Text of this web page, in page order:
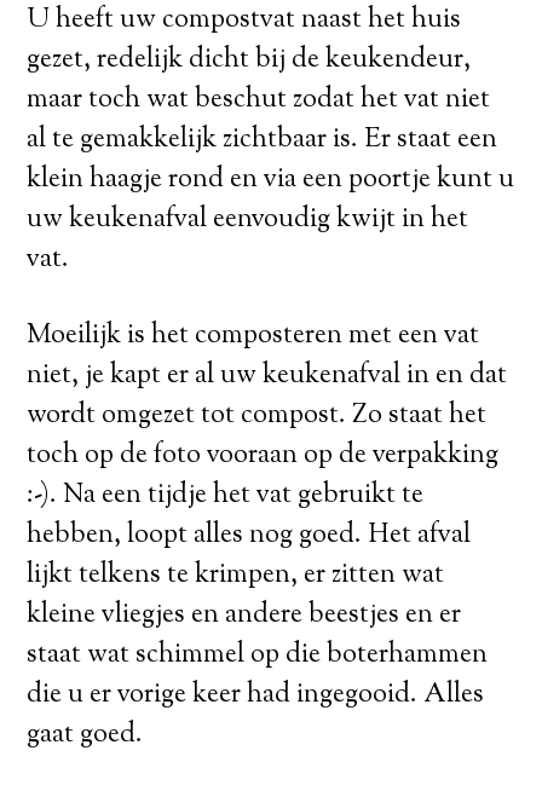
U heeft uw compostvat naast het huis
gezet, redelijk dicht bij de keukendeur,
maar toch wat beschut zodat het vat niet
al te gemakkelijk zichtbaar is. Er staat een
klein haagje rond en via een poortje kunt u
uw keukenafval eenvoudig kwijt in het
vat.
Moeilijk is het composteren met een vat
niet, je kapt er al uw keukenafval in en dat
wordt omgezet tot compost. Zo staat het
toch op de foto vooraan op de verpakking
:-). Na een tijdje het vat gebruikt te
hebben, loopt alles nog goed. Het afval
lijkt telkens te krimpen, er zitten wat
kleine vliegjes en andere beestjes en er
staat wat schimmel op die boterhammen
die u er vorige keer had ingegooid. Alles
gaat goed.